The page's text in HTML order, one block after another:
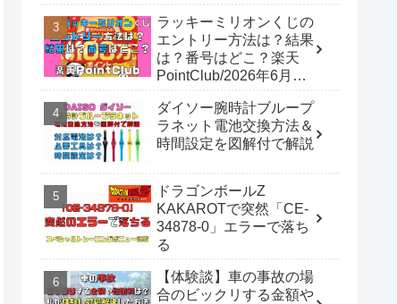
ラッキーミリオンくじの
エントリー方法は？結果
は？番号はどこ？楽天
PointClub/2026年6月開
ダイソー腕時計ブループ
ラネット電池交換方法＆
時間設定を図解付で解説
ドラゴンボールZ
KAKAROTで突然「CE-
34878-0」エラーで落ち
る
【体験談】車の事故の場
合のビックリする金額や